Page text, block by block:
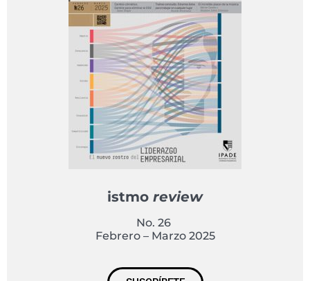
istmo review
No. 26
Febrero – Marzo 2025